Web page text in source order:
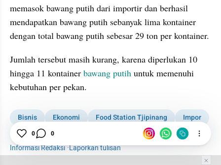
memasok bawang putih dari importir dan berhasil
mendapatkan bawang putih sebanyak lima kontainer
dengan total bawang putih sebesar 29 ton per kontainer.
Jumlah tersebut masih kurang, karena diperlukan 10
hingga 11 kontainer bawang putih untuk memenuhi
kebutuhan per pekan.
Bisnis Ekonomi Food Station Tjipinang
Impor
Bawang Putih
Informasi Redaksi·Laporkan tulisan
0 0